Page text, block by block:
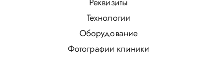
Реквизиты
Технологии
Оборудование
Фотографии клиники